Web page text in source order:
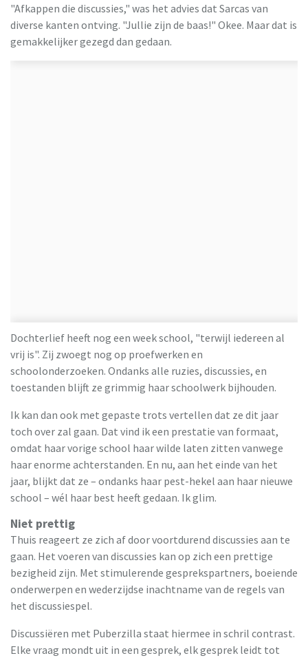
"Afkappen die discussies," was het advies dat Sarcas van
diverse kanten ontving. "Jullie zijn de baas!" Okee. Maar dat is
gemakkelijker gezegd dan gedaan.
Dochterlief heeft nog een week school, "terwijl iedereen al
vrij is". Zij zwoegt nog op proefwerken en
schoolonderzoeken. Ondanks alle ruzies, discussies, en
toestanden blijft ze grimmig haar schoolwerk bijhouden.
Ik kan dan ook met gepaste trots vertellen dat ze dit jaar
toch over zal gaan. Dat vind ik een prestatie van formaat,
omdat haar vorige school haar wilde laten zitten vanwege
haar enorme achterstanden. En nu, aan het einde van het
jaar, blijkt dat ze – ondanks haar pest-hekel aan haar nieuwe
school – wél haar best heeft gedaan. Ik glim.
Niet prettig
Thuis reageert ze zich af door voortdurend discussies aan te
gaan. Het voeren van discussies kan op zich een prettige
bezigheid zijn. Met stimulerende gesprekspartners, boeiende
onderwerpen en wederzijdse inachtname van de regels van
het discussiespel.
Discussiëren met Puberzilla staat hiermee in schril contrast.
Elke vraag mondt uit in een gesprek, elk gesprek leidt tot